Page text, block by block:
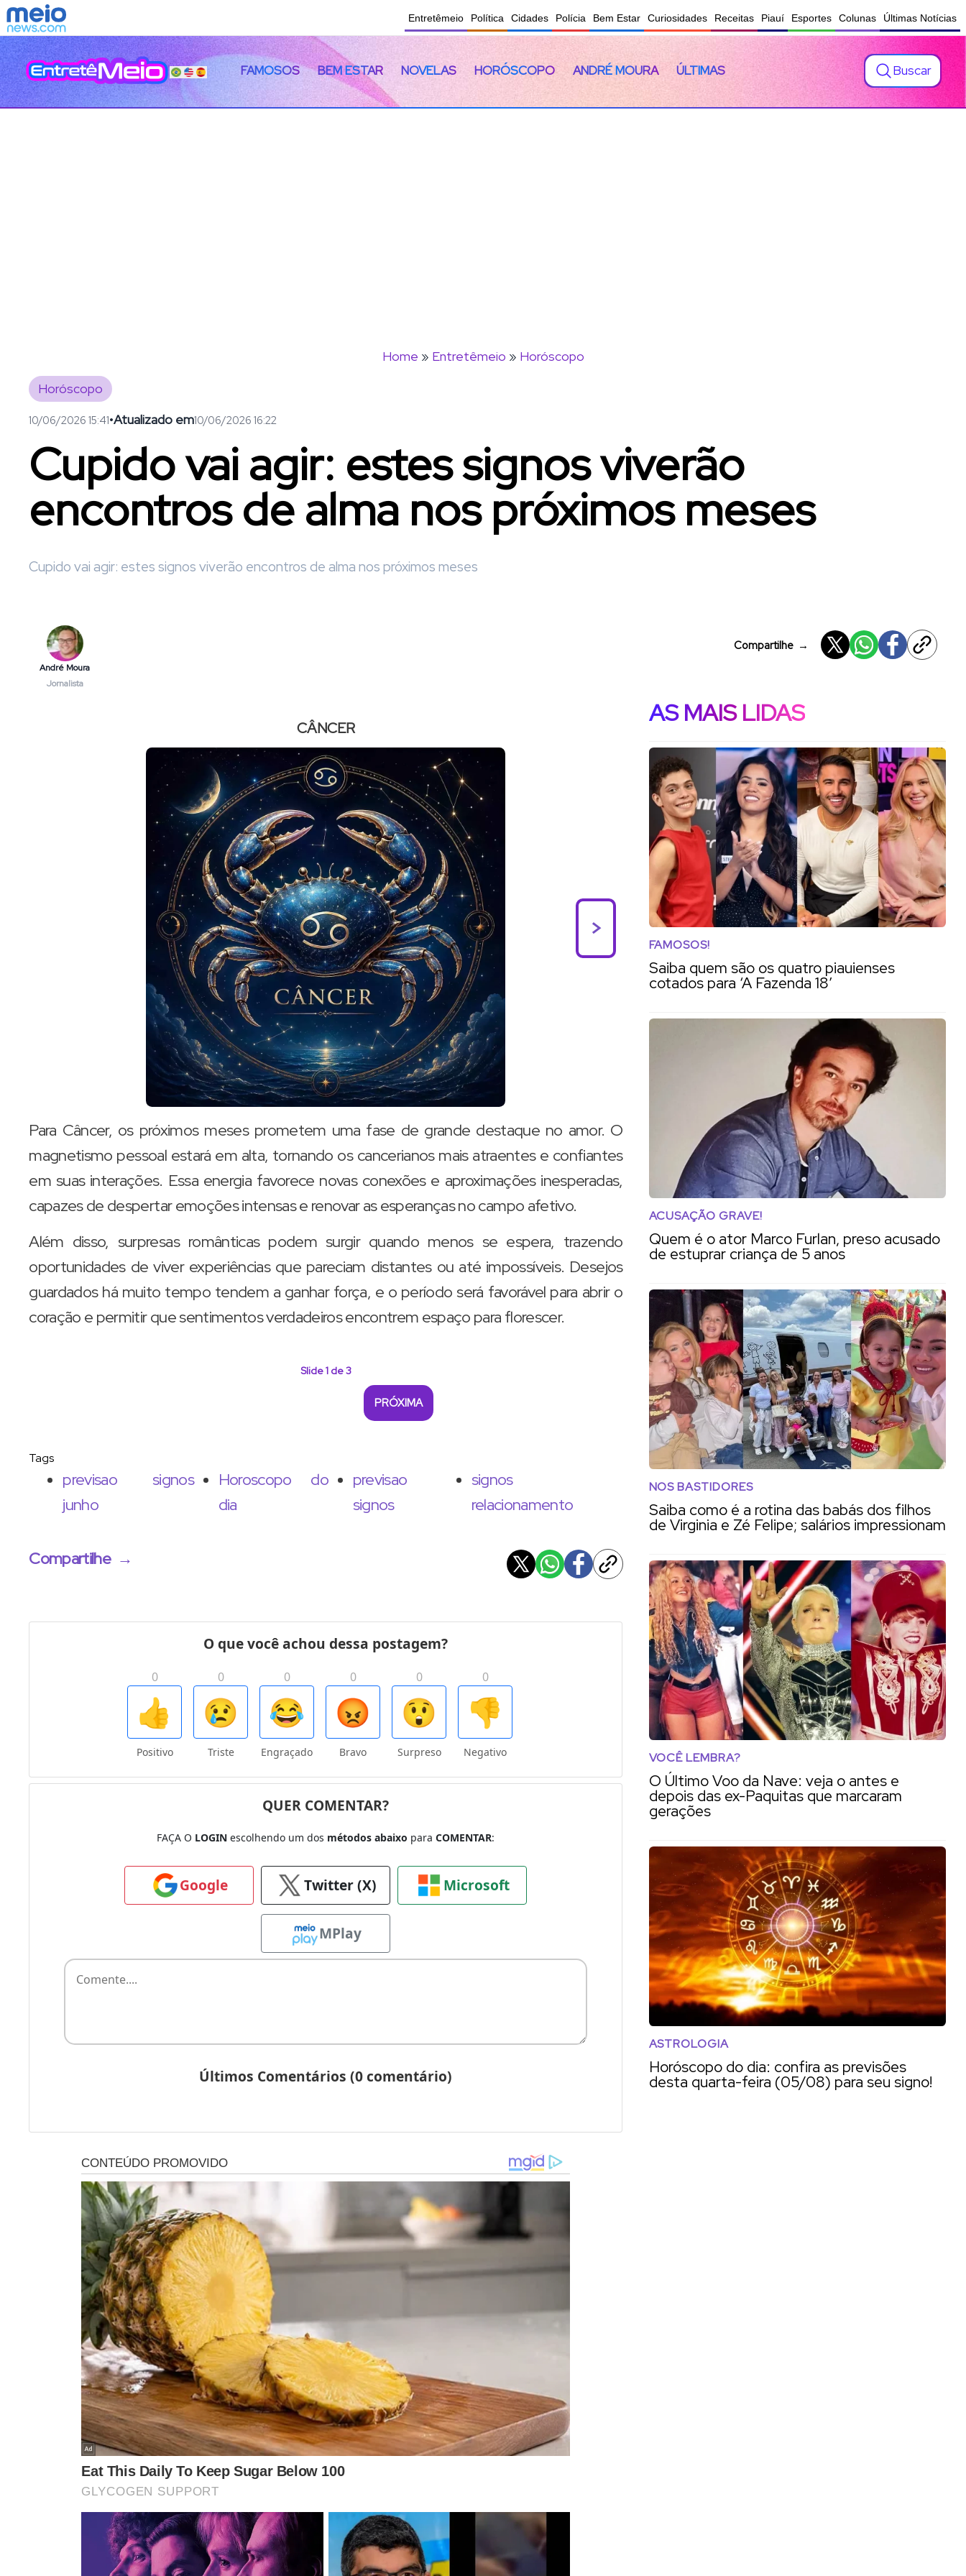
Entretêmeio Política Cidades Polícia Bem Estar Curiosidades Receitas Piauí Esportes Colunas Últimas Notícias
FAMOSOS BEM ESTAR NOVELAS HORÓSCOPO ANDRÉ MOURA ÚLTIMAS Buscar
Home » Entretêmeio » Horóscopo
Horóscopo
10/06/2026 15:41•Atualizado em10/06/2026 16:22
Cupido vai agir: estes signos viverão
encontros de alma nos próximos meses
Cupido vai agir: estes signos viverão encontros de alma nos próximos meses
André Moura
Jornalista
Compartilhe →
CÂNCER
>
Para Câncer, os próximos meses prometem uma fase de grande destaque no amor. O
magnetismo pessoal estará em alta, tornando os cancerianos mais atraentes e confiantes
em suas interações. Essa energia favorece novas conexões e aproximações inesperadas,
capazes de despertar emoções intensas e renovar as esperanças no campo afetivo.
Além disso, surpresas românticas podem surgir quando menos se espera, trazendo
oportunidades de viver experiências que pareciam distantes ou até impossíveis. Desejos
guardados há muito tempo tendem a ganhar força, e o período será favorável para abrir o
coração e permitir que sentimentos verdadeiros encontrem espaço para florescer.
Slide 1 de 3
PRÓXIMA
Tags
previsao signos
junho
Horoscopo do
dia
previsao
signos
signos
relacionamento
Compartilhe →
AS MAIS LIDAS
FAMOSOS!
Saiba quem são os quatro piauienses
cotados para ‘A Fazenda 18’
ACUSAÇÃO GRAVE!
Quem é o ator Marco Furlan, preso acusado
de estuprar criança de 5 anos
NOS BASTIDORES
Saiba como é a rotina das babás dos filhos
de Virginia e Zé Felipe; salários impressionam
VOCÊ LEMBRA?
O Último Voo da Nave: veja o antes e
depois das ex-Paquitas que marcaram
gerações
ASTROLOGIA
Horóscopo do dia: confira as previsões
desta quarta-feira (05/08) para seu signo!